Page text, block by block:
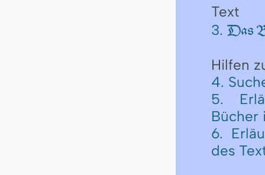
Text
3. Das
Hilfen
4.
5.
Bücher
6.
des